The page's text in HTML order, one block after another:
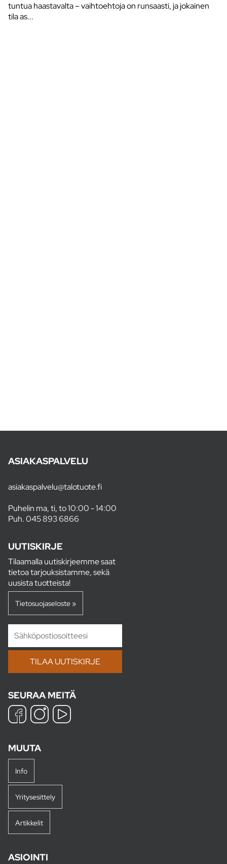
tuntua haastavalta – vaihtoehtoja on runsaasti, ja jokainen
tila as...
ASIAKASPALVELU
asiakaspalvelu@talotuote.fi
Puhelin ma, ti, to 10:00 - 14:00
Puh.045 893 6866
UUTISKIRJE
Tilaamalla uutiskirjeemme saat
tietoa tarjouksistamme, sekä
uusista tuotteista!
Tietosuojaseloste »
SEURAA MEITÄ
MUUTA
Info
Yritysesittely
Artikkelit
ASIOINTI